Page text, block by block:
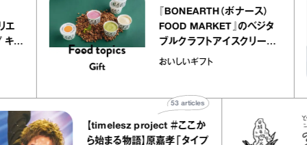
アトリエ
レープ キャ
『BONEARTH（ボナース）
FOOD MARKET』のベジタ
ブルクラフトアイスクリーム
｜真野知子の「おいしいギ
おいしいギフト
【timelesz project ＃ここか
ら始まる物語】原嘉孝「タイプ
articles